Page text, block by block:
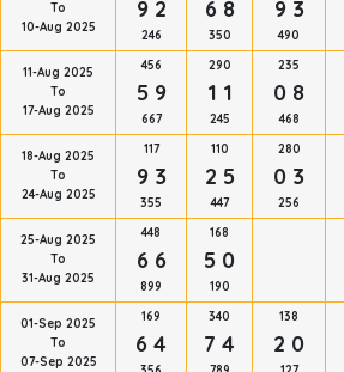
To
10-Aug 2025
9 2
246
6 8
350
9 3
490
11-Aug 2025
To
17-Aug 2025
456
5 9
667
290
1 1
245
235
0 8
468
18-Aug 2025
To
24-Aug 2025
117
9 3
355
110
2 5
447
280
0 3
256
25-Aug 2025
To
31-Aug 2025
448
6 6
899
168
5 0
190
01-Sep 2025
To
07-Sep 2025
169
6 4
340
7 4
138
2 0